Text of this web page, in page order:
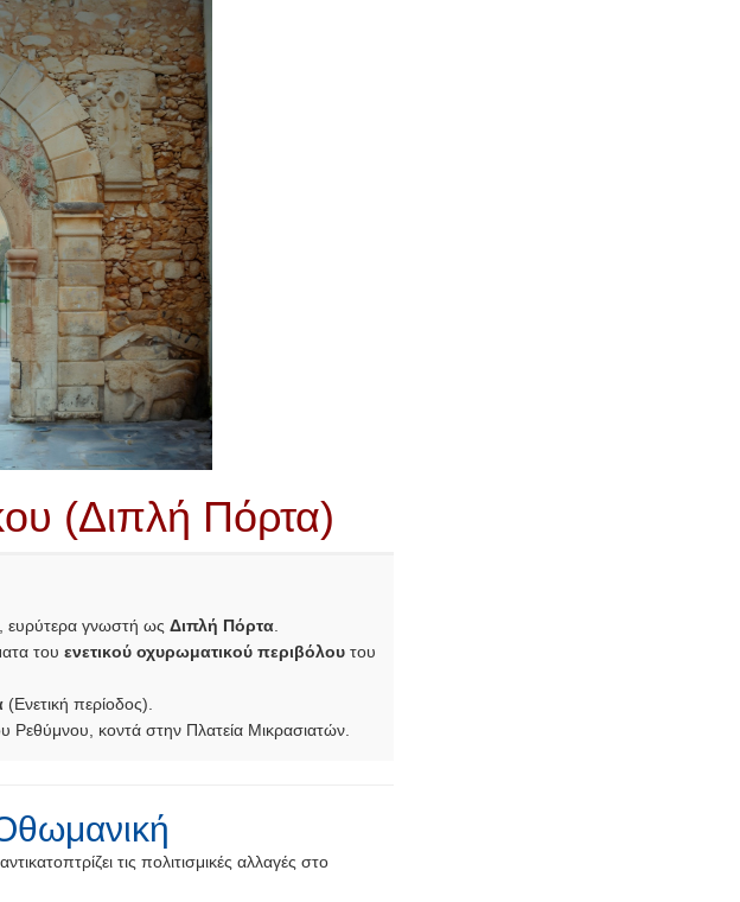
(Διπλή Πόρτα)
ευρύτερα γνωστή ως Διπλή Πόρτα
του ενετικού οχυρωματικού περιβόλου του
(Ενετική περίοδος).
κοντά στην Πλατεία Μικρασιατών.
τις πολιτισμικές αλλαγές στο